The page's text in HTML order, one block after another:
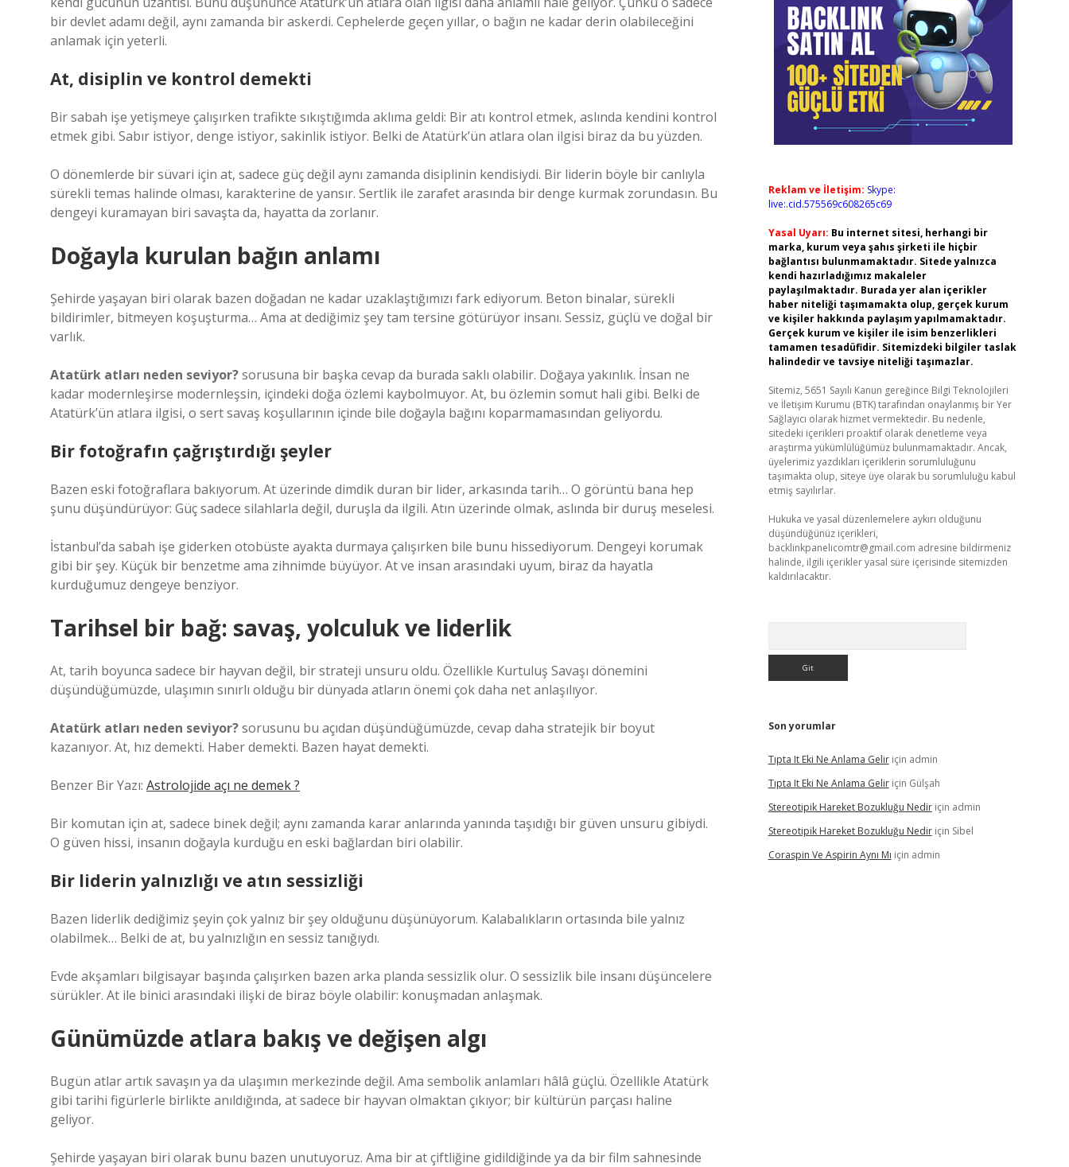
bir devlet adamı değil, aynı zamanda bir askerdi. Cephelerde geçen yıllar, o bağın ne kadar derin olabileceğini
anlamak için yeterli.
At, disiplin ve kontrol demekti
Bir sabah işe yetişmeye çalışırken trafikte sıkıştığımda aklıma geldi: Bir atı kontrol etmek, aslında kendini kontrol
etmek gibi. Sabır istiyor, denge istiyor, sakinlik istiyor. Belki de Atatürk’ün atlara olan ilgisi biraz da bu yüzden.
O dönemlerde bir süvari için at, sadece güç değil aynı zamanda disiplinin kendisiydi. Bir liderin böyle bir canlıyla
sürekli temas halinde olması, karakterine de yansır. Sertlik ile zarafet arasında bir denge kurmak zorundasın. Bu
dengeyi kuramayan biri savaşta da, hayatta da zorlanır.
Doğayla kurulan bağın anlamı
Şehirde yaşayan biri olarak bazen doğadan ne kadar uzaklaştığımızı fark ediyorum. Beton binalar, sürekli
bildirimler, bitmeyen koşuşturma… Ama at dediğimiz şey tam tersine götürüyor insanı. Sessiz, güçlü ve doğal bir
varlık.
Atatürk atları neden seviyor?sorusuna bir başka cevap da burada saklı olabilir. Doğaya yakınlık. İnsan ne
kadar modernleşirse modernleşsin, içindeki doğa özlemi kaybolmuyor. At, bu özlemin somut hali gibi. Belki de
Atatürk’ün atlara ilgisi, o sert savaş koşullarının içinde bile doğayla bağını koparmamasından geliyordu.
Bir fotoğrafın çağrıştırdığı şeyler
Bazen eski fotoğraflara bakıyorum. At üzerinde dimdik duran bir lider, arkasında tarih… O görüntü bana hep
şunu düşündürüyor: Güç sadece silahlarla değil, duruşla da ilgili. Atın üzerinde olmak, aslında bir duruş meselesi.
İstanbul’da sabah işe giderken otobüste ayakta durmaya çalışırken bile bunu hissediyorum. Dengeyi korumak
gibi bir şey. Küçük bir benzetme ama zihnimde büyüyor. At ve insan arasındaki uyum, biraz da hayatla
kurduğumuz dengeye benziyor.
Tarihsel bir bağ: savaş, yolculuk ve liderlik
At, tarih boyunca sadece bir hayvan değil, bir strateji unsuru oldu. Özellikle Kurtuluş Savaşı dönemini
düşündüğümüzde, ulaşımın sınırlı olduğu bir dünyada atların önemi çok daha net anlaşılıyor.
Atatürk atları neden seviyor?sorusunu bu açıdan düşündüğümüzde, cevap daha stratejik bir boyut
kazanıyor. At, hız demekti. Haber demekti. Bazen hayat demekti.
Benzer Bir Yazı: Astrolojide açı ne demek ?
Bir komutan için at, sadece binek değil; aynı zamanda karar anlarında yanında taşıdığı bir güven unsuru gibiydi.
O güven hissi, insanın doğayla kurduğu en eski bağlardan biri olabilir.
Bir liderin yalnızlığı ve atın sessizliği
Bazen liderlik dediğimiz şeyin çok yalnız bir şey olduğunu düşünüyorum. Kalabalıkların ortasında bile yalnız
olabilmek… Belki de at, bu yalnızlığın en sessiz tanığıydı.
Evde akşamları bilgisayar başında çalışırken bazen arka planda sessizlik olur. O sessizlik bile insanı düşüncelere
sürükler. At ile binici arasındaki ilişki de biraz böyle olabilir: konuşmadan anlaşmak.
Günümüzde atlara bakış ve değişen algı
Bugün atlar artık savaşın ya da ulaşımın merkezinde değil. Ama sembolik anlamları hâlâ güçlü. Özellikle Atatürk
gibi tarihi figürlerle birlikte anıldığında, at sadece bir hayvan olmaktan çıkıyor; bir kültürün parçası haline
geliyor.
Şehirde yaşayan biri olarak bunu bazen unutuyoruz. Ama bir at çiftliğine gidildiğinde ya da bir film sahnesinde
Reklam ve İletişim: Skype:
live:.cid.575569c608265c69
Yasal Uyarı: Bu internet sitesi, herhangi bir
marka, kurum veya şahıs şirketi ile hiçbir
bağlantısı bulunmamaktadır. Sitede yalnızca
kendi hazırladığımız makaleler
paylaşılmaktadır. Burada yer alan içerikler
haber niteliği taşımamakta olup, gerçek kurum
ve kişiler hakkında paylaşım yapılmamaktadır.
Gerçek kurum ve kişiler ile isim benzerlikleri
tamamen tesadüfidir. Sitemizdeki bilgiler taslak
halindedir ve tavsiye niteliği taşımazlar.
Sitemiz, 5651 Sayılı Kanun gereğince Bilgi Teknolojileri
ve İletişim Kurumu (BTK) tarafından onaylanmış bir Yer
Sağlayıcı olarak hizmet vermektedir. Bu nedenle,
sitedeki içerikleri proaktif olarak denetleme veya
araştırma yükümlülüğümüz bulunmamaktadır. Ancak,
üyelerimiz yazdıkları içeriklerin sorumluluğunu
taşımakta olup, siteye üye olarak bu sorumluluğu kabul
etmiş sayılırlar.
Hukuka ve yasal düzenlemelere aykırı olduğunu
düşündüğünüz içerikleri,
backlinkpanelicomtr@gmail.com adresine bildirmeniz
halinde, ilgili içerikler yasal süre içerisinde sitemizden
kaldırılacaktır.
Son yorumlar
Tıpta It Eki Ne Anlama Geliriçin admin
Tıpta It Eki Ne Anlama Geliriçin Gülşah
Stereotipik Hareket Bozukluğu Nediriçin admin
Stereotipik Hareket Bozukluğu Nediriçin Sibel
Coraspin Ve Aspirin Aynı Mı için admin